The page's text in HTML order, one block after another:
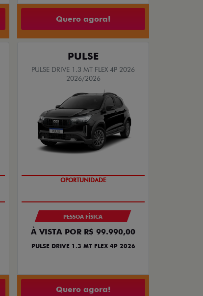
Quero agora!
PULSE
PULSE DRIVE 1.3 MT FLEX 4P 2026
2026/2026
NOVA VERSÃO
PESSOA FÍSICA
À VISTA POR R$ 99.990,00
PULSE DRIVE 1.3 MT FLEX 4P 2026
Quero agora!